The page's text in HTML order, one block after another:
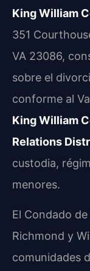
King William
351
VA 23086,
sobre el
conforme al
King William
Relations
custodia,
menores.
El Condado
Richmond y
comunidades